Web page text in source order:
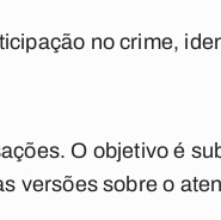
no crime,
O objetivo é
versões sobre o